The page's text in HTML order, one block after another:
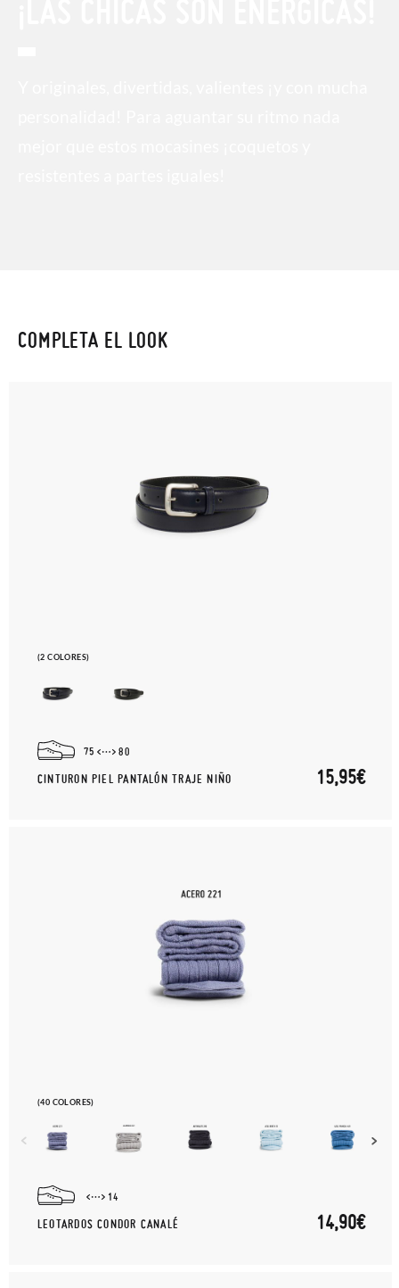
COMPLETA EL LOOK
(2 COLORES)
75 80
CINTURON PIEL PANTALÓN TRAJE NIÑO 15,95€
(40 COLORES)
14
LEOTARDOS CONDOR CANALÉ 14,90€